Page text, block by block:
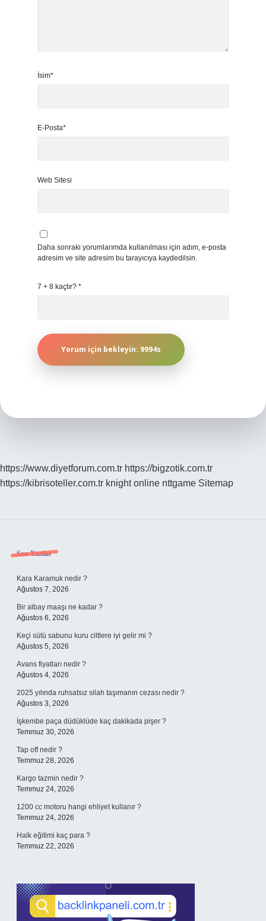
İsim*
E-Posta*
Web Sitesi
Daha sonraki yorumlarımda kullanılması için adım, e-posta
adresim ve site adresim bu tarayıcıya kaydedilsin.
7 + 8 kaçtır? *
https://www.diyetforum.com.tr https://bigzotik.com.tr
https://kibrisoteller.com.tr knight online nttgame Sitemap
Sidebar
Son Yazılar
Kara Karamuk nedir ?
Ağustos 7, 2026
Bir albay maaşı ne kadar ?
Ağustos 6, 2026
Keçi sütü sabunu kuru ciltlere iyi gelir mi ?
Ağustos 5, 2026
Avans fiyatları nedir ?
Ağustos 4, 2026
2025 yılında ruhsatsız silah taşımanın cezası nedir ?
Ağustos 3, 2026
İşkembe paça düdüklüde kaç dakikada pişer ?
Temmuz 30, 2026
Tap off nedir ?
Temmuz 28, 2026
Kargo tazmin nedir ?
Temmuz 24, 2026
1200 cc motoru hangi ehliyet kullanır ?
Temmuz 24, 2026
Halk eğitimi kaç para ?
Temmuz 22, 2026